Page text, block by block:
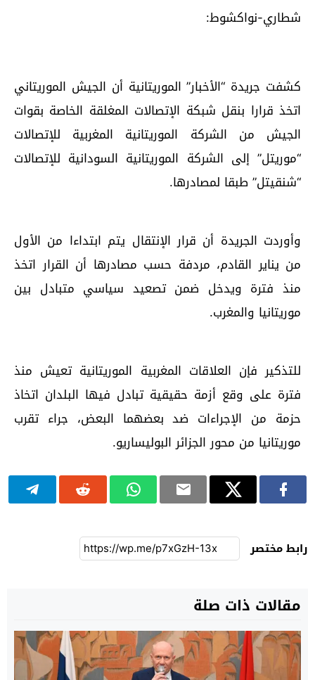
شطاري-نواكشوط:
كشفت جريدة “الأخبار” الموريتانية أن الجيش الموريتاني
اتخذ قرارا بنقل شبكة الإتصالات المغلقة الخاصة بقوات
الجيش من الشركة الموريتانية المغربية للإتصالات
“موريتل” إلى الشركة الموريتانية السودانية للإتصالات
“شنقيتل” طبقا لمصادرها.
وأوردت الجريدة أن قرار الإنتقال يتم ابتداءا من الأول
من يناير القادم، مردفة حسب مصادرها أن القرار اتخذ
منذ فترة ويدخل ضمن تصعيد سياسي متبادل بين
موريتانيا والمغرب.
للتذكير فإن العلاقات المغربية الموريتانية تعيش منذ
فترة على وقع أزمة حقيقية تبادل فيها البلدان اتخاذ
حزمة من الإجراءات ضد بعضهما البعض، جراء تقرب
موريتانيا من محور الجزائر البوليساريو.
رابط مختصر
مقالات ذات صلة